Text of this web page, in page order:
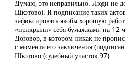
Думаю, это неправильно. Люди не
Шкотово). И подписание таких
зафиксировать якобы хорошую
«прикрыли» себя бумажками на 12
Договор, в котором никак не
с момента его заключения
Шкотово (судебный участок 97).